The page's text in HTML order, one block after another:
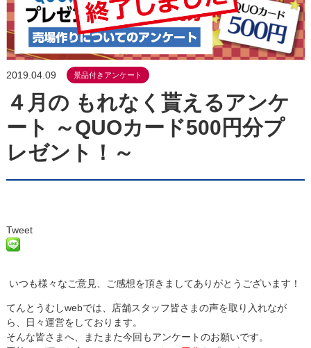
2019.04.09 景品付きアンケート
４月の もれなく貰えるアンケ
ート ～QUOカード500円分プ
レゼント！～
Tweet
いつも様々なご意見、ご感想を頂きましてありがとうございます！
てんとうむしwebでは、店舗スタッフ皆さまの声を取り入れなが
ら、日々運営をしております。
そんな皆さまへ、またまた今回もアンケートのお願いです。